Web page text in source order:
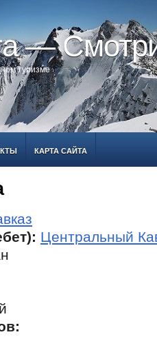
—
туризме
КАРТА САЙТА
Центральный